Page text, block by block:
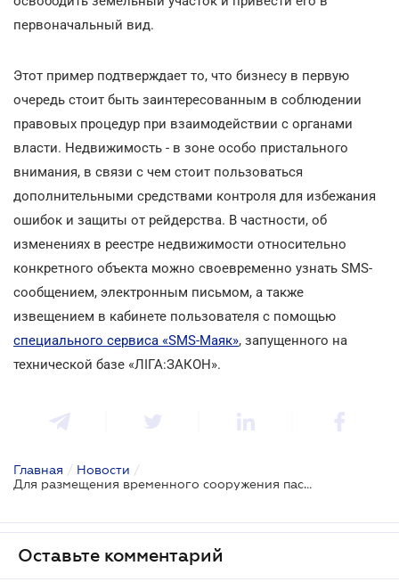
первоначальный вид.
Этот пример подтверждает то, что бизнесу в первую
очередь стоит быть заинтересованным в соблюдении
правовых процедур при взаимодействии с органами
власти. Недвижимость - в зоне особо пристального
внимания, в связи с чем стоит пользоваться
дополнительными средствами контроля для избежания
ошибок и защиты от рейдерства. В частности, об
изменениях в реестре недвижимости относительно
конкретного объекта можно своевременно узнать SMS-
сообщением, электронным письмом, а также
извещением в кабинете пользователя с помощью
специального сервиса «SMS-Маяк», запущенного на
технической базе «ЛІГА:ЗАКОН».
Главная / Новости /
Для размещения временного сооружения паспорта привязки не достаточно
Оставьте комментарий